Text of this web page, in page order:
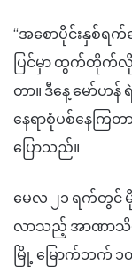
“အစောပိုင်းနှစ်ရက်
ပြင်မှာ ထွက်တိုက်
တာ။ ဒီနေ့ မော်ဟ
နေရာစုံပစ်နေကြ
ပြောသည်။
မေလ ၂၁ ရက်တွင်
လာသည့် အာဏာသိမ်
မြို့ မြောက်ဘက် ၁